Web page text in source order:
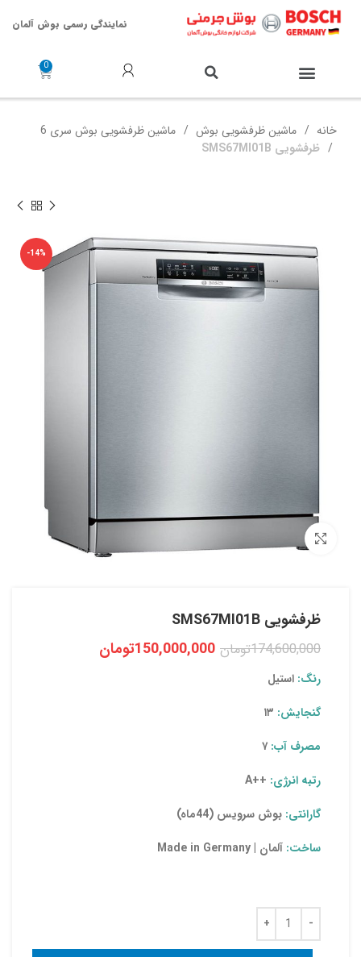
نمایندگی رسمی بوش آلمان
خانه ماشین ظرفشویی بوش
ماشین ظرفشویی بوش سری 6
ظرفشویی SMS67MI01B
-14%
ظرفشویی SMS67MI01B
174,600,000تومان 150,000,000تومان
رنگ: استیل
گنجایش:
مصرف آب:۷
رتبه انرژی: ++A
گارانتی: بوش سرویس (44ماه)
ساخت: آلمان | Made in Germany